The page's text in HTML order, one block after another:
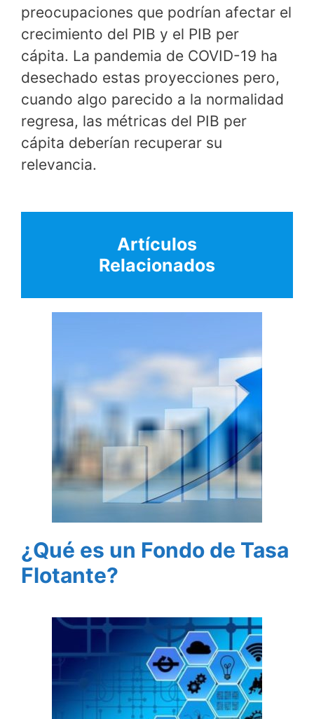
preocupaciones que podrían afectar el
crecimiento del PIB y el PIB per
cápita. La pandemia de COVID-19 ha
desechado estas proyecciones pero,
cuando algo parecido a la normalidad
regresa, las métricas del PIB per
cápita deberían recuperar su
relevancia.
Artículos
Relacionados
¿Qué es un Fondo de Tasa
Flotante?